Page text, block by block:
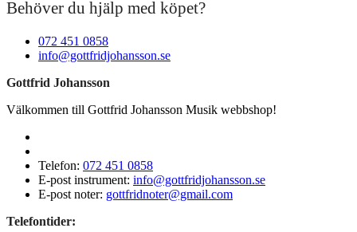
Behöver du hjälp med köpet?
072 451 0858
info@gottfridjohansson.se
Gottfrid Johansson
Välkommen till Gottfrid Johansson Musik webbshop!
Telefon: 072 451 0858
E-post instrument: info@gottfridjohansson.se
E-post noter: gottfridnoter@gmail.com
Telefontider: